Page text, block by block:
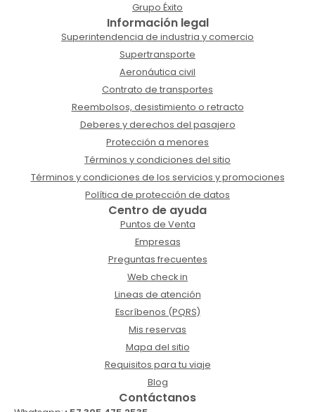
Grupo Éxito
Información legal
Superintendencia de industria y comercio
Supertransporte
Aeronáutica civil
Contrato de transportes
Reembolsos, desistimiento o retracto
Deberes y derechos del pasajero
Protección a menores
Términos y condiciones del sitio
Términos y condiciones de los servicios y promociones
Política de protección de datos
Centro de ayuda
Puntos de Venta
Empresas
Preguntas frecuentes
Web check in
Lineas de atención
Escríbenos (PQRS)
Mis reservas
Mapa del sitio
Requisitos para tu viaje
Blog
Contáctanos